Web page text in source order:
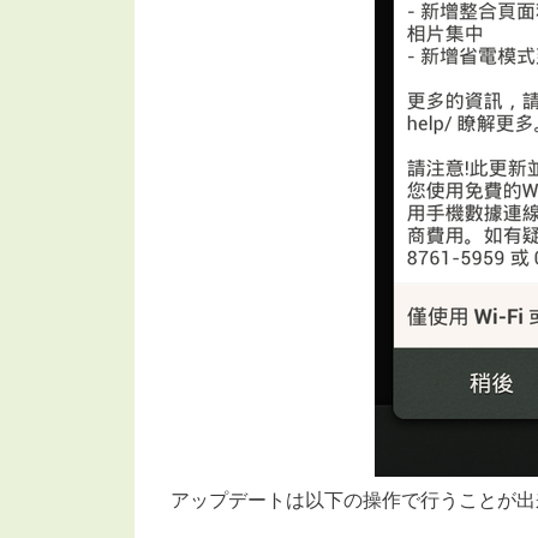
アップデートは以下の操作で行うことが